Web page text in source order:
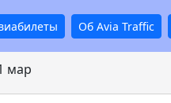
Об Avia Traffic
мар